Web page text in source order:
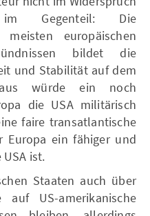
Gegenteil: Die
meisten europäischen
bildet die
und Stabilität auf dem
würde ein noch
die USA militärisch
faire transatlantische
Europa ein fähiger und
ist.
Staaten auch über
US-amerikanische